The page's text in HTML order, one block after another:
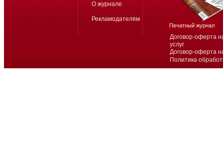
Договор-оферта
услуг
Договор-оферта
Политика
О журнале
Рекламодателям
Печатный журнал